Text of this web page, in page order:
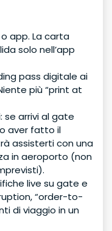
app. La carta
solo nell’app
pass digitale ai
più “print at
se arrivi al gate
aver fatto il
assisterti con una
in aeroporto (non
live su gate e
“order-to-
di viaggio in un